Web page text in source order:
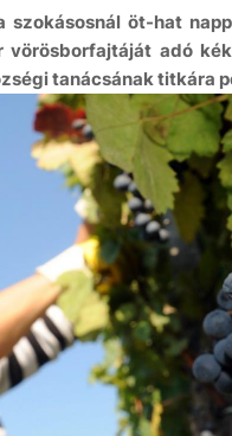
szokásosnál öt-hat
vörösborfajtáját adó
tanácsának titkára